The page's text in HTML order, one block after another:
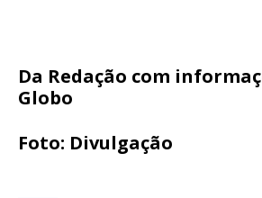
Da Redação com
Globo
Foto: Divulgação